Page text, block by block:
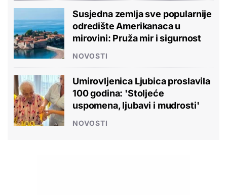
Susjedna zemlja sve popularnije
odredište Amerikanaca u
mirovini: Pruža mir i sigurnost
NOVOSTI
Umirovljenica Ljubica proslavila
100 godina: 'Stoljeće
uspomena, ljubavi i mudrosti'
NOVOSTI